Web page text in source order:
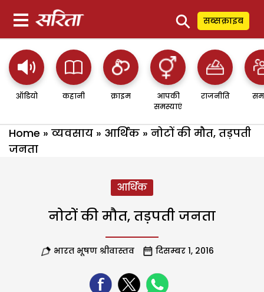
⚲ सब्सक्राइब
ऑडियो कहानी क्राइम
आपकी
समस्याएं
राजनीति
Home » व्यवसाय » आर्थिक » नोटों की मौत, तड़पती
जनता
आर्थिक
नोटों की मौत, तड़पती जनता
भारत भूषण श्रीवास्तव दिसम्बर 1, 2016